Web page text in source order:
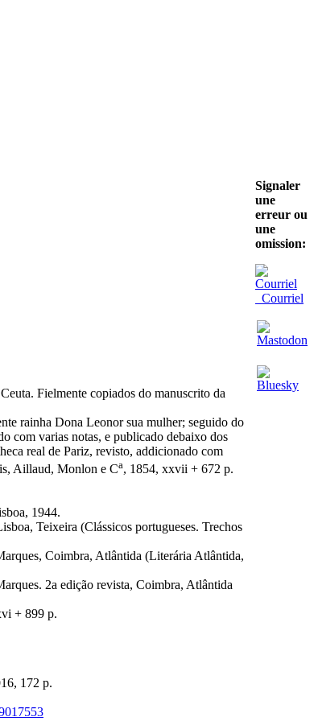
Fielmente copiados do manuscrito da
rainha Dona Leonor sua mulher; seguido do
com varias notas, e publicado debaixo dos
real de Pariz, revisto, addicionado com
Aillaud, Monlon e Ca, 1854, xxvii + 672 p.
1944.
Teixeira (Clássicos portugueses. Trechos
Coimbra, Atlântida (Literária Atlântida,
2a edição revista, Coimbra, Atlântida
+ 899 p.
172 p.
Signaler
une
erreur ou
une
omission:
Courriel